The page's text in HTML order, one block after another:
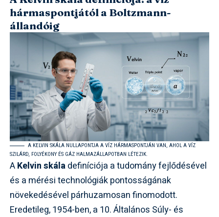
hármaspontjától a Boltzmann-
állandóig
A KELVIN SKÁLA NULLAPONTJA A VÍZ HÁRMASPONTJÁN VAN, AHOL A VÍZ
SZILÁRD, FOLYÉKONY ÉS GÁZ HALMAZÁLLAPOTBAN LÉTEZIK.
AKelvin skáladefiníciója a tudomány fejlődésével
és a mérési technológiák pontosságának
növekedésével párhuzamosan finomodott.
Eredetileg, 1954-ben, a 10. Általános Súly- és